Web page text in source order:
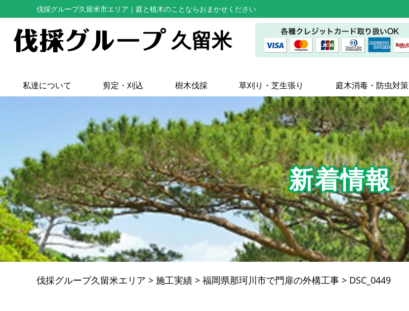
伐採グループ久留米市エリア ｜庭と植木のことならおまかせください
久留米
私達について 剪定・刈込 樹木伐採 草刈り・芝生張り 庭木消毒・防虫対策
新着情報
伐採グループ久留米エリア > 施工実績 > 福岡県那珂川市で門扉の外構工事 > DSC_0449